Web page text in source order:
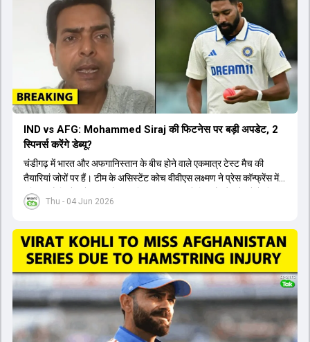
Thu - 04 Jun 2026
IND vs AFG: Mohammed Siraj की फिटनेस पर बड़ी अपडेट, 2
स्पिनर्स करेंगे डेब्यू?
चंडीगढ़ में भारत और अफगानिस्तान के बीच होने वाले एकमात्र टेस्ट मैच की
तैयारियां जोरों पर हैं। टीम के असिस्टेंट कोच वीवीएस लक्ष्मण ने प्रेस कॉन्फ्रेंस में
पुष्टि की है कि तेज गेंदबाज मोहम्मद सिराज पूरी तरह से फिट हैं और खेलने के लिए
उपलब्ध हैं। आईपीएल के दौरान लगी चोट के कारण उनके खेलने पर संदेह था,
सुथार और हर्ष दुबे को कुलदीप यादव और वाशिंगटन सुंदर के साथ प्लेइंग 11 में मौका
मिलने की प्रबल संभावना है। कप्तान शुभमन गिल विकेट की स्थिति को ध्यान में
रखते हुए अंतिम 11 का फैसला करेंगे। टीम में यशस्वी जायसवाल, केएल राहुल,
ऋषभ पंत और ध्रुव जुरेल जैसे खिलाड़ी भी शामिल हैं। यह टेस्ट मैच विश्व टेस्ट
चैंपियनशिप चक्र का हिस्सा नहीं है, लेकिन भारतीय टीम के लिए काफी महत्वपूर्ण
है। अंत में फैंस के सवालों का जवाब देते हुए टी20 कप्तानी और हेड कोच गौतम
गंभीर से जुड़ी जानकारी भी साझा की गई।